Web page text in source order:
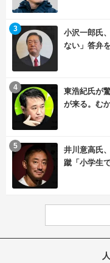
小沢一郎氏
ない」答弁
3
東浩紀氏が
が来る。む
4
井川意高氏
蹴「小学生
5